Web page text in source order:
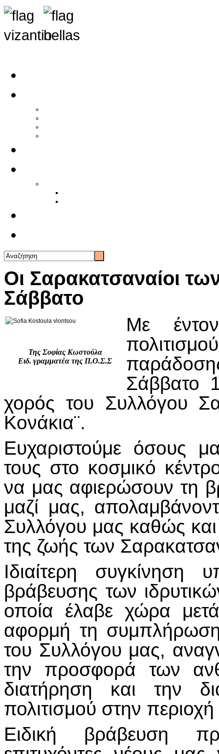
Οι Σαρακατσαναίοι
Σάββατο
Της Σοφίας Κωστούλα
Ειδ. γραμματέα της Π.Ο.Σ.Σ
Με
Σάββατο
χορός του Συλλόγου
Κονάκια¨.
Ευχαριστούμε όσους
τους στο κοσμικό
να μας αφιερώσουν τη
μαζί μας,
Συλλόγου μας καθώς
της ζωής των
Ιδιαίτερη
βράβευσης των
οποία έλαβε χώρα
αφορμή τη
του Συλλόγου μας,
την προσφορά των
διατήρηση και την
πολιτισμού στην
Ειδική βράβευση